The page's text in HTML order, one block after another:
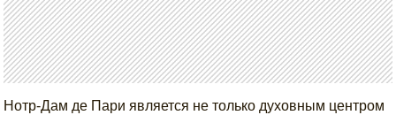
Нотр-Дам де Пари является не только духовным центром